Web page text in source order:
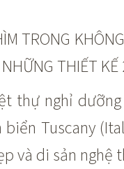
TRONG
THIẾT KẾ
thự nghỉ
biển Tuscany
và di sản nghệ